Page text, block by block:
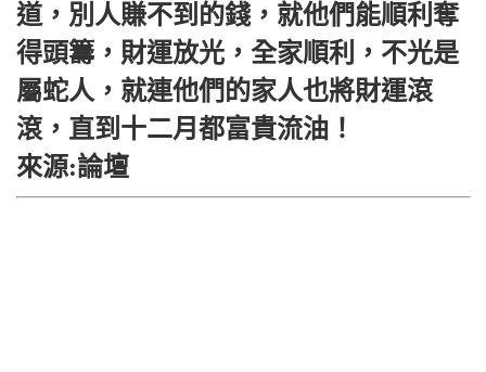
道，別人賺不到的錢，就他們能順利奪
得頭籌，財運放光，全家順利，不光是
屬蛇人，就連他們的家人也將財運滾
滾，直到十二月都富貴流油！
來源:論壇